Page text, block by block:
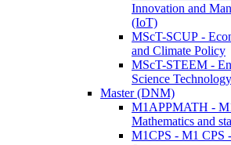
Innovation and
(IoT)
MScT-SCUP -
and Climate Policy
MScT-STEEM -
Science
Master (DNM)
M1APPMATH -
Mathematics and
M1CPS - M1 CPS